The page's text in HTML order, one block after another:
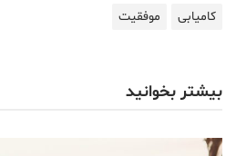
کامیابی
موفقیت
بیشتر بخوانید